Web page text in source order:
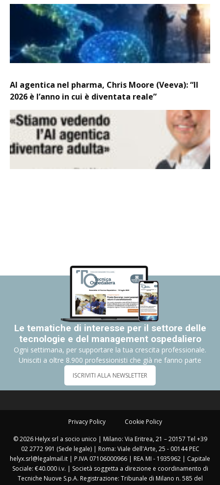
AI agentica nel pharma, Chris Moore (Veeva): “Il
2026 è l’anno in cui è diventata reale”
Le tematiche di interesse per il settore delle
tecnologie e del management ospedaliero
Ogni settimana, per supportare la tua crescita professionale.
Unisciti a oltre 8.900 professionisti che già ne fanno parte
ISCRIVITI ALLA NEWSLETTER
Privacy Policy Cookie Policy
© 2026 Helyx srl a socio unico | Milano: Via Eritrea, 21 – 20157 Tel +39
02 2772 991 (Sede legale) | Roma: Viale dell'Arte, 25 - 00144 PEC
helyx.srl@legalmail.it | P.IVA 07106000966 | REA MI - 1935962 | Capitale
Sociale: €40.000 i.v. | Società soggetta a direzione e coordinamento di
Tecniche Nuove S.p.A. Registrazione: Tribunale di Milano n. 585 del